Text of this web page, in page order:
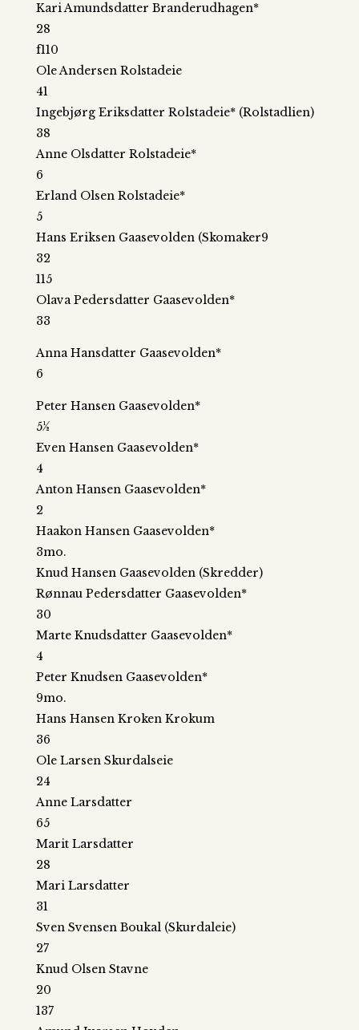
Kari Amundsdatter Branderudhagen*
28
f110
Ole Andersen Rolstadeie
41
Ingebjørg Eriksdatter Rolstadeie* (Rolstadlien)
38
Anne Olsdatter Rolstadeie*
6
Erland Olsen Rolstadeie*
5
Hans Eriksen Gaasevolden (Skomaker9
32
115
Olava Pedersdatter Gaasevolden*
33
Anna Hansdatter Gaasevolden*
6
Peter Hansen Gaasevolden*
5½
Even Hansen Gaasevolden*
4
Anton Hansen Gaasevolden*
2
Haakon Hansen Gaasevolden*
3mo.
Knud Hansen Gaasevolden (Skredder)
Rønnau Pedersdatter Gaasevolden*
30
Marte Knudsdatter Gaasevolden*
4
Peter Knudsen Gaasevolden*
9mo.
Hans Hansen Kroken Krokum
36
Ole Larsen Skurdalseie
24
Anne Larsdatter
65
Marit Larsdatter
28
Mari Larsdatter
31
Sven Svensen Boukal (Skurdaleie)
27
Knud Olsen Stavne
20
137